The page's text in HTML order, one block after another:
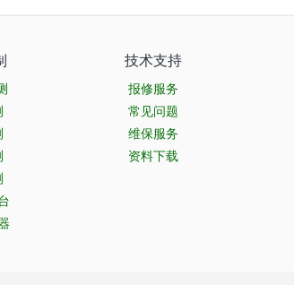
技术支持
报修服务
常见问题
维保服务
资料下载